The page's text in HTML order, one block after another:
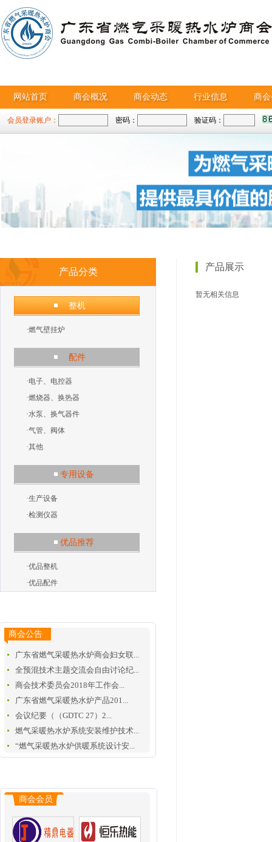
网站首页 商会概况 商会动态 行业信息 商
会员登录账户： 密码： 验证码：
产品分类
整机
·燃气壁挂炉
配件
·电子、电控器
·燃烧器、换热器
·水泵、换气器件
·气管、阀体
·其他
专用设备
·生产设备
·检测仪器
优品推荐
·优品整机
·优品配件
商会公告
广东省燃气采暖热水炉商会妇女联...
全预混技术主题交流会自由讨论纪...
商会技术委员会2018年工作会...
广东省燃气采暖热水炉产品201...
会议纪要（（GDTC 27）2...
燃气采暖热水炉系统安装维护技术...
“燃气采暖热水炉供暖系统设计安...
商会会员
产品展示
暂无相关信息